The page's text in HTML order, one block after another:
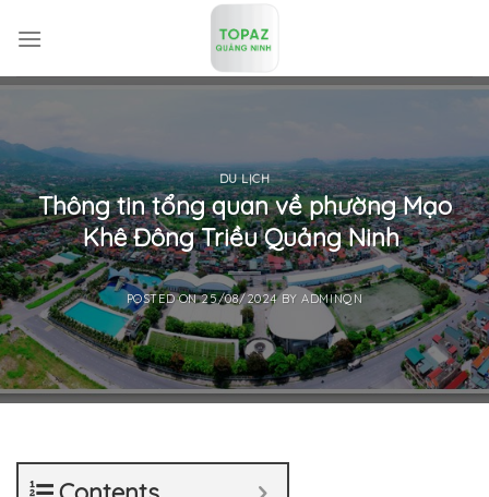
DU LỊCH
Thông tin tổng quan về phường Mạo
Khê Đông Triều Quảng Ninh
POSTED ON25/08/2024BYADMINQN